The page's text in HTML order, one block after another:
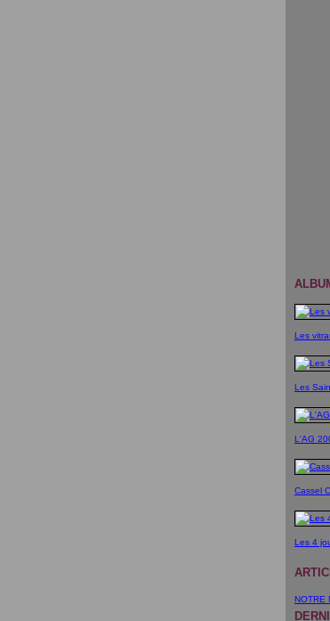
Les
Les
L'AG
Cassel
Les 4
NOTRE